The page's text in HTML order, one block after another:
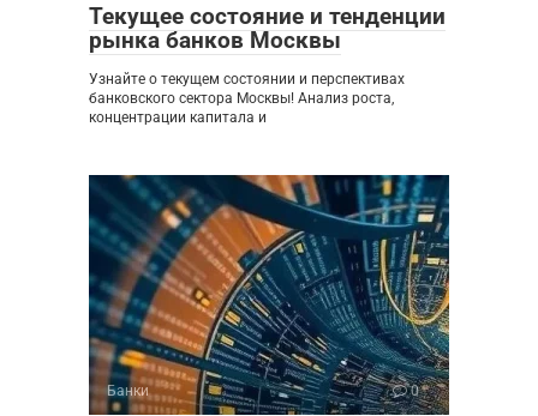
Текущее состояние и тенденции
рынка банков Москвы
Узнайте о текущем состоянии и перспективах
банковского сектора Москвы! Анализ роста,
концентрации капитала и
Банки 0